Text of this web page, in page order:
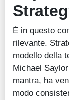
È in questo
rilevante.
modello della
Michael
mantra, ha
modo